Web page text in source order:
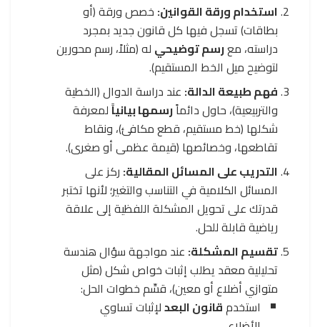
استخدام ورقة القوانين: خصص ورقة (أو
بطاقات) تسجل فيها كل قانون جديد بمجرد
دراسته، معرسم توضيحي له (مثلاً، رسم محورين
لتوضيح ميل الخط المستقيم).
فهم طبيعة الدالة: عند دراسة الدوال (الخطية
والتربيعية)، حاول دائماًرسمها بيانياًلمعرفة
شكلها (خط مستقيم، قطع مكافئ)، ونقاط
تقاطعها، وخصائصها (قيمة عظمى أو صغرى).
التدريب على المسائل المقالية: ركز على
المسائل الكلامية في التناسب والتغير؛ لأنها تختبر
قدرتك على تحويل المشكلة اللفظية إلى علاقة
رياضية قابلة للحل.
تقسيم المشكلة: عند مواجهة سؤال هندسة
تحليلية معقد يطلب إثبات خواص شكل (مثل
متوازي أضلاع أو معين)، قسِّم خطوات الحل:
استخدمقانون البعدلإثبات تساوي